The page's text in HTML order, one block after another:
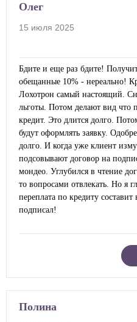
Олег
15 июля 2025
Бдите и еще раз бдите!
обещанные 10% - нереально!
Лохотрон самый настоящий.
льготы. Потом делают вид что
кредит. Это длится долго.
будут оформлять заявку.
долго. И когда уже клиент
подсовывают договор на
мондео. Углубился в чтение
то вопросами отвлекать. Но я
переплата по кредиту
подписал!
Полина